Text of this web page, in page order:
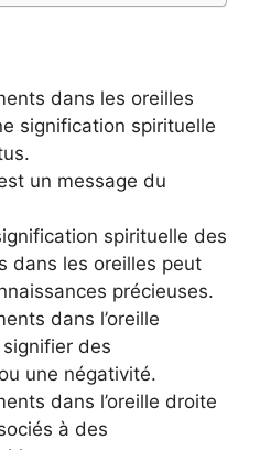
dans les oreilles
signification spirituelle
un message du
spirituelle des
dans les oreilles peut
précieuses.
dans l’oreille
des
une négativité.
dans l’oreille droite
à des